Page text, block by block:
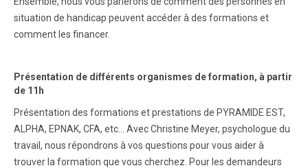
situation de handicap peuvent accéder à des formations et
comment les financer.
Présentation de différents organismes de formation, à partir
de 11h
Présentation des formations et prestations de PYRAMIDE EST,
ALPHA, EPNAK, CFA, etc… Avec Christine Meyer, psychologue du
travail, nous répondrons à vos questions pour vous aider à
trouver la formation que vous cherchez. Pour les demandeurs